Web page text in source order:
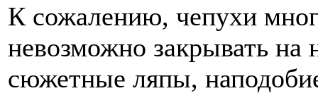
К сожалению, чепухи
невозможно закрывать на
сюжетные ляпы,